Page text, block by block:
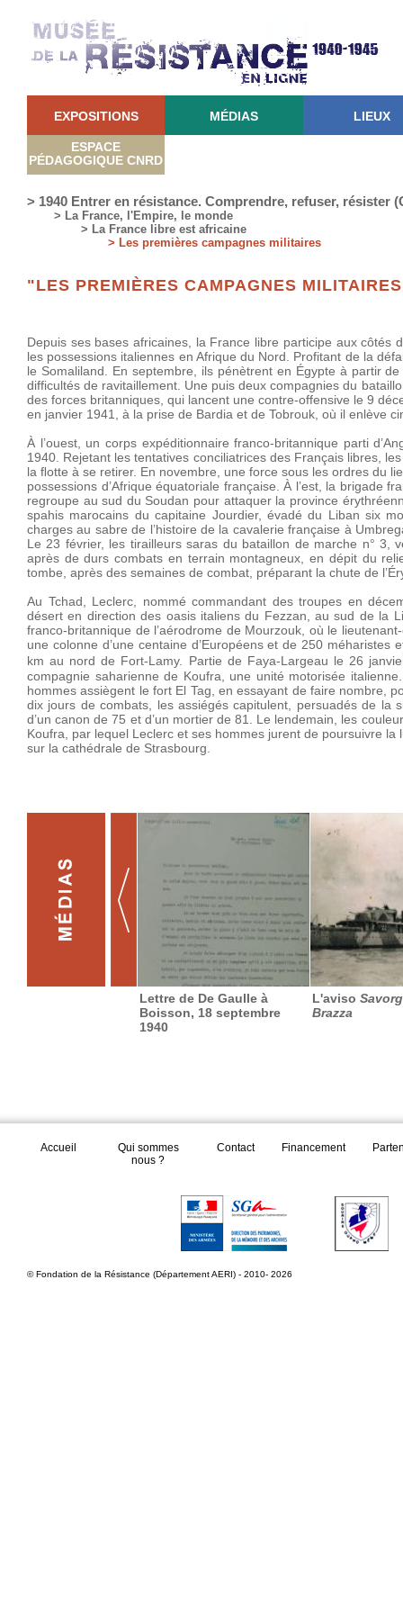
EXPOSITIONS MÉDIAS LIEUX
ESPACE
PÉDAGOGIQUE CNRD
> 1940 Entrer en résistance. Comprendre, refuser, résister
> La France, l'Empire, le monde
> La France libre est africaine
> Les premières campagnes militaires
"LES PREMIÈRES CAMPAGNES
Depuis ses bases africaines, la France libre participe aux
les possessions italiennes en Afrique du Nord. Profitant de la
le Somaliland. En septembre, ils pénètrent en Égypte à partir
difficultés de ravitaillement. Une puis deux compagnies du
des forces britanniques, qui lancent une contre-offensive le 9
en janvier 1941, à la prise de Bardia et de Tobrouk, où il enlève
À l’ouest, un corps expéditionnaire franco-britannique parti
1940. Rejetant les tentatives conciliatrices des Français libres,
la ﬂotte à se retirer. En novembre, une force sous les ordres du
possessions d’Afrique équatoriale française. À l’est, la brigade
regroupe au sud du Soudan pour attaquer la province
spahis marocains du capitaine Jourdier, évadé du Liban six
charges au sabre de l’histoire de la cavalerie française à
Le 23 février, les tirailleurs saras du bataillon de marche n° 3,
après de durs combats en terrain montagneux, en dépit du
tombe, après des semaines de combat, préparant la chute de
Au Tchad, Leclerc, nommé commandant des troupes en
désert en direction des oasis italiens du Fezzan, au sud de la
franco-britannique de l’aérodrome de Mourzouk, où le
une colonne d’une centaine d’Européens et de 250
km au nord de Fort-Lamy. Partie de Faya-Largeau le 26
compagnie saharienne de Koufra, une unité motorisée
hommes assiègent le fort El Tag, en essayant de faire nombre,
dix jours de combats, les assiégés capitulent, persuadés de la
d’un canon de 75 et d’un mortier de 81. Le lendemain, les
Koufra, par lequel Leclerc et ses hommes jurent de poursuivre
sur la cathédrale de Strasbourg.
Lettre de De Gaulle à
Boisson, 18 septembre
1940
L'aviso
Brazza
Accueil
Qui sommes
nous ?
Contact Financement
© Fondation de la Résistance (Département AERI) - 2010- 2026